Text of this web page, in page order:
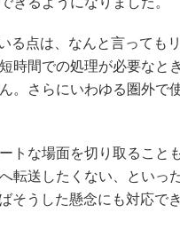
る点は、なんと言っても
時間での処理が必要なとき
。さらにいわゆる圏外で
トな場面を切り取ること
転送したくない、といっ
そうした懸念にも対応で